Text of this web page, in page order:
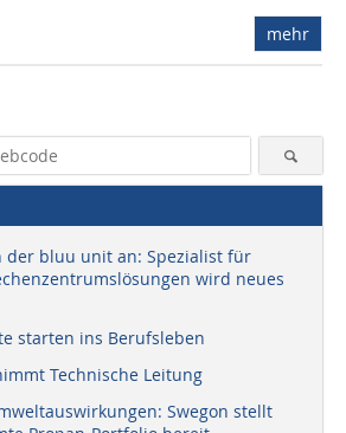
mehr
der bluu unit an: Spezialist für
wird neues
starten ins Berufsleben
Technische Leitung
Swegon stellt